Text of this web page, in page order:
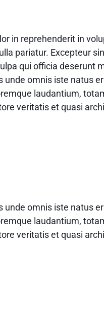
in reprehenderit in
pariatur. Excepteur
qui officia deserunt
unde omnis iste natus
laudantium,
veritatis et quasi
unde omnis iste natus
laudantium,
veritatis et quasi